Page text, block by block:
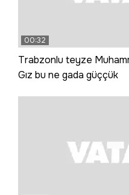
00:32
Trabzonlu teyze
Gız bu ne gada güççük